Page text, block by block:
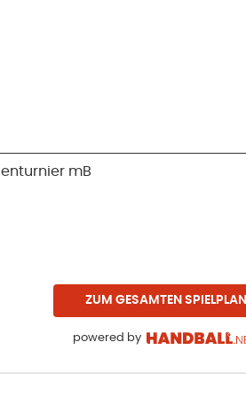
mB
ZUM GESAMTEN SPIELPLAN
powered by